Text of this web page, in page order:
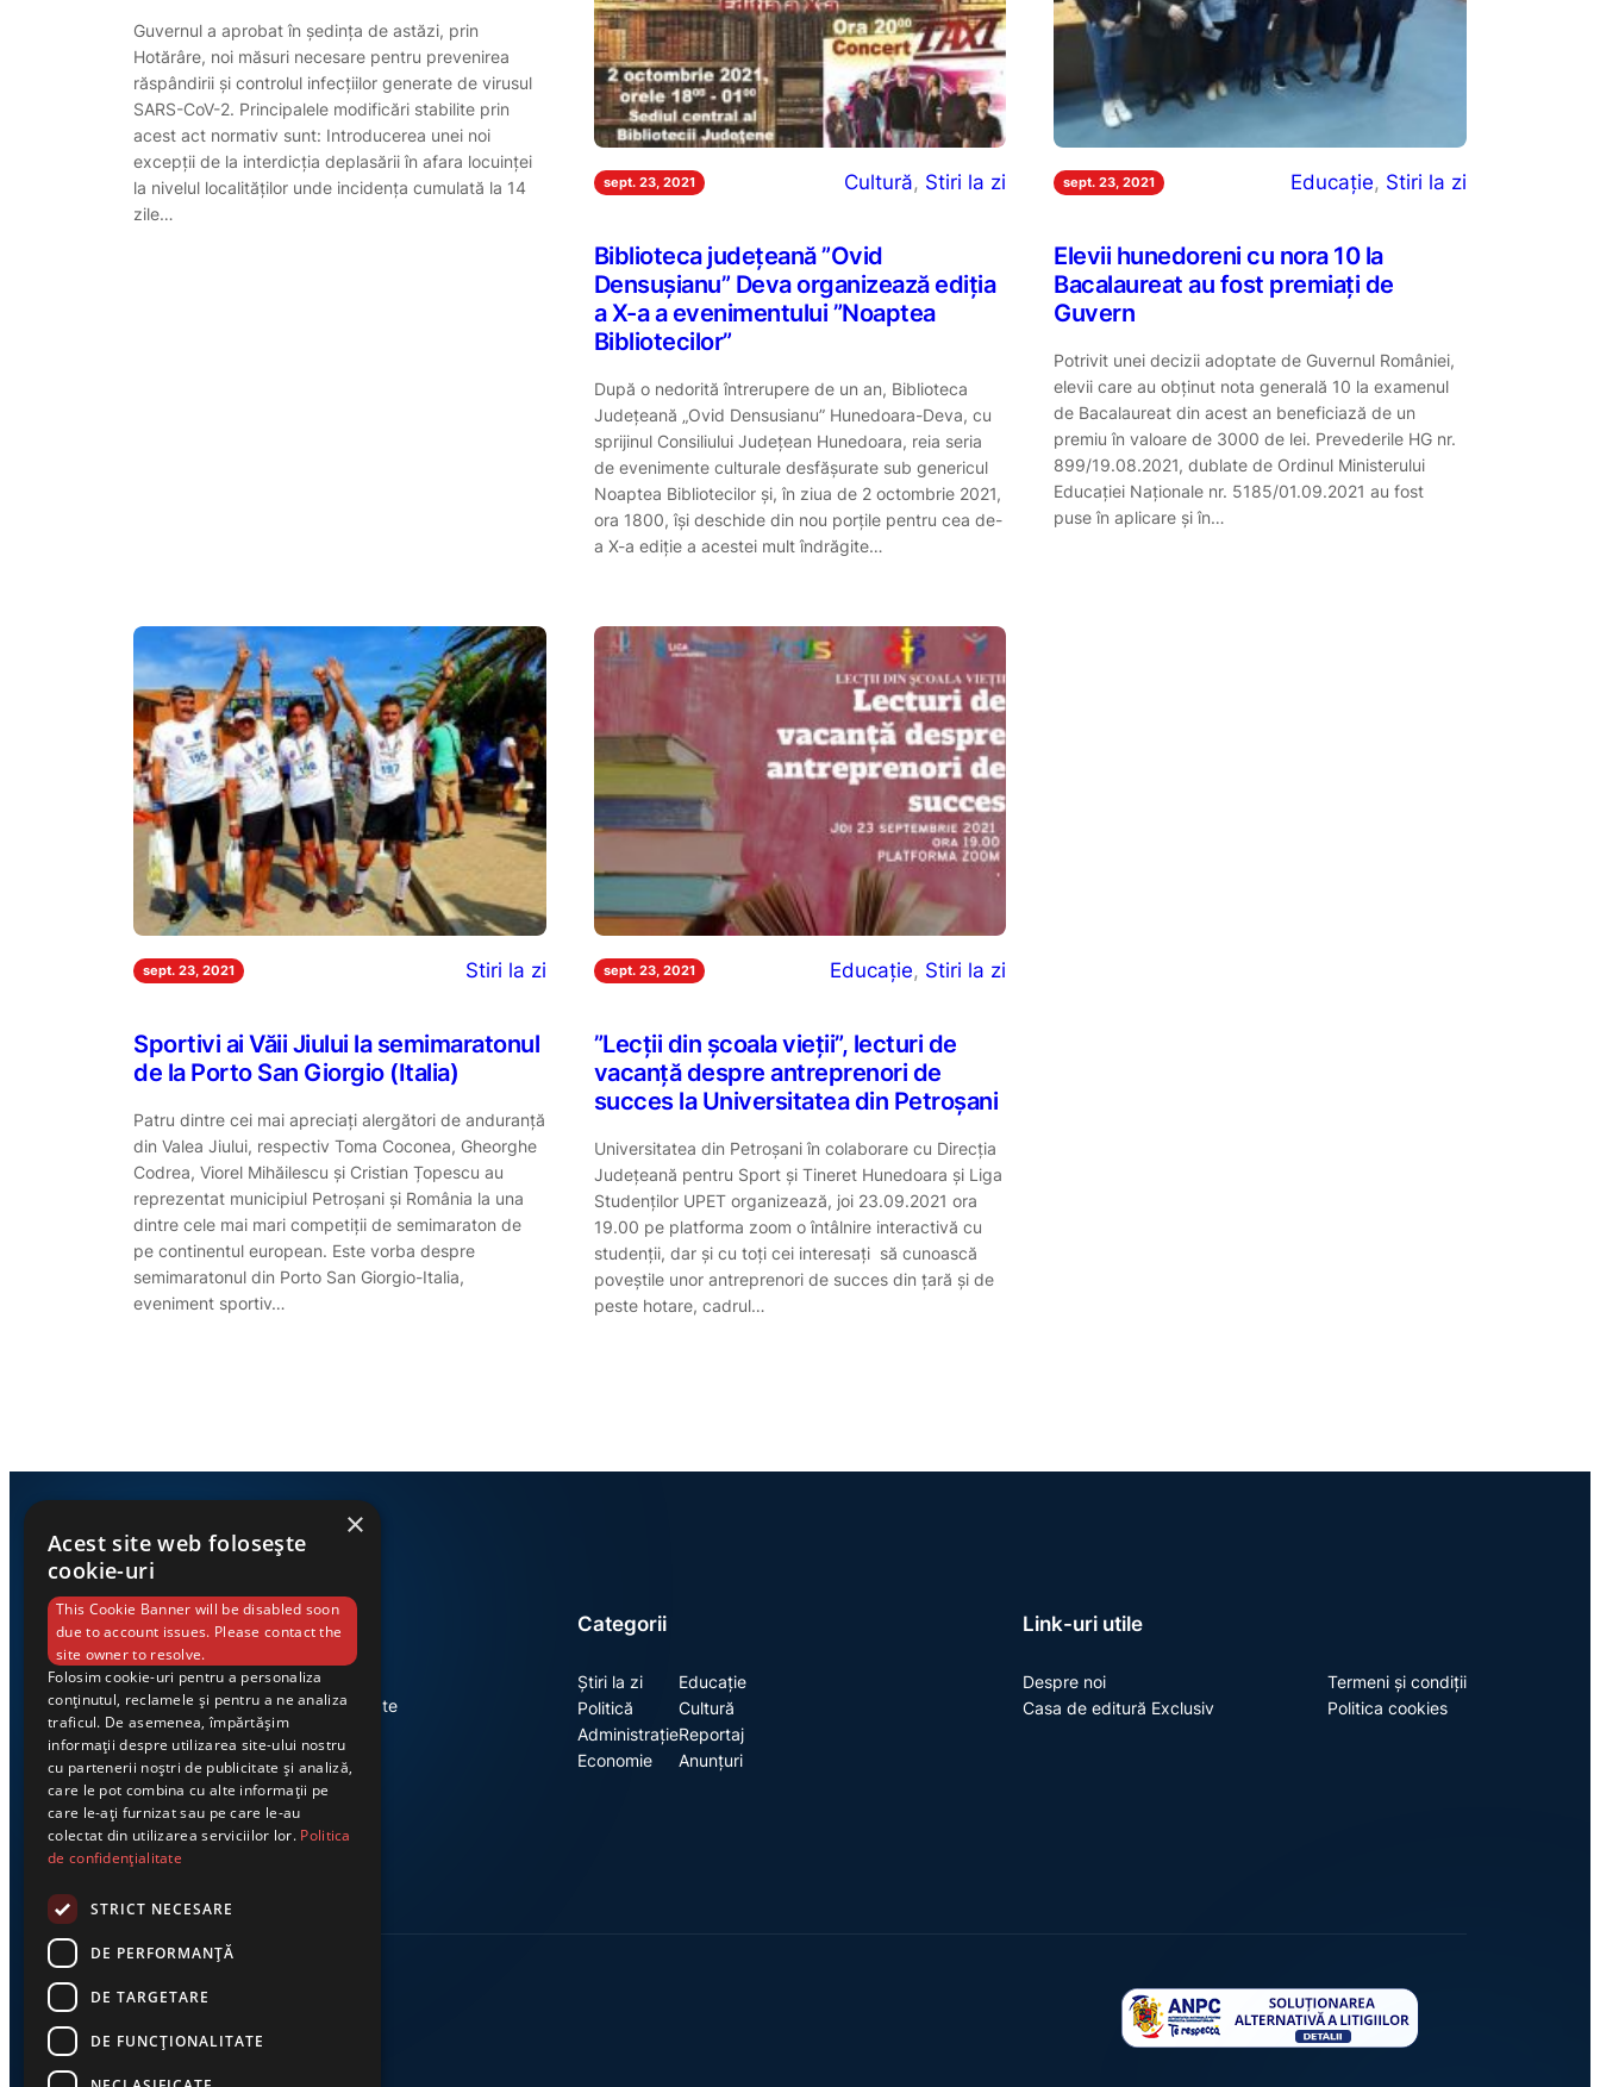
Guvernul a aprobat în ședința de astăzi, prin
Hotărâre, noi măsuri necesare pentru prevenirea
răspândirii și controlul infecțiilor generate de virusul
SARS-CoV-2. Principalele modificări stabilite prin
acest act normativ sunt: Introducerea unei noi
excepții de la interdicția deplasării în afara locuinței
la nivelul localităților unde incidența cumulată la 14
zile…
sept. 23, 2021 Cultură, Stiri la zi
Biblioteca județeană ”Ovid
Densușianu” Deva organizează ediția
a X-a a evenimentului ”Noaptea
Bibliotecilor”
După o nedorită întrerupere de un an, Biblioteca
Județeană „Ovid Densusianu” Hunedoara-Deva, cu
sprijinul Consiliului Județean Hunedoara, reia seria
de evenimente culturale desfășurate sub genericul
Noaptea Bibliotecilor și, în ziua de 2 octombrie 2021,
ora 1800, își deschide din nou porțile pentru cea de-
a X-a ediție a acestei mult îndrăgite…
sept. 23, 2021 Educație, Stiri la zi
Elevii hunedoreni cu nora 10 la
Bacalaureat au fost premiați de
Guvern
Potrivit unei decizii adoptate de Guvernul României,
elevii care au obținut nota generală 10 la examenul
de Bacalaureat din acest an beneficiază de un
premiu în valoare de 3000 de lei. Prevederile HG nr.
899/19.08.2021, dublate de Ordinul Ministerului
Educației Naționale nr. 5185/01.09.2021 au fost
puse în aplicare și în…
sept. 23, 2021 Stiri la zi
Sportivi ai Văii Jiului la semimaratonul
de la Porto San Giorgio (Italia)
Patru dintre cei mai apreciați alergători de anduranță
din Valea Jiului, respectiv Toma Coconea, Gheorghe
Codrea, Viorel Mihăilescu și Cristian Țopescu au
reprezentat municipiul Petroșani și România la una
dintre cele mai mari competiții de semimaraton de
pe continentul european. Este vorba despre
semimaratonul din Porto San Giorgio-Italia,
eveniment sportiv…
sept. 23, 2021 Educație, Stiri la zi
”Lecții din școala vieții”, lecturi de
vacanță despre antreprenori de
succes la Universitatea din Petroșani
Universitatea din Petroșani în colaborare cu Direcția
Județeană pentru Sport și Tineret Hunedoara și Liga
Studenților UPET organizează, joi 23.09.2021 ora
19.00 pe platforma zoom o întâlnire interactivă cu
studenții, dar și cu toți cei interesați să cunoască
poveștile unor antreprenori de succes din țară și de
peste hotare, cadrul…
Știri din Valea Jiului, prezentate
corect și la timp. Ziarul Exclusiv te
conectează zi de zi la cele mai
importante evenimente din
regiune.
Categorii
Știri la zi
Politică
Administrație
Economie
Educație
Cultură
Reportaj
Anunțuri
Link-uri utile
Despre noi
Casa de editură Exclusiv
Termeni și condiții
Politica cookies
×
Acest site web folosește
cookie-uri
This Cookie Banner will be disabled soon
due to account issues. Please contact the
site owner to resolve.
Folosim cookie-uri pentru a personaliza
conținutul, reclamele și pentru a ne analiza
traficul. De asemenea, împărtășim
informații despre utilizarea site-ului nostru
cu partenerii noștri de publicitate și analiză,
care le pot combina cu alte informații pe
care le-ați furnizat sau pe care le-au
colectat din utilizarea serviciilor lor. Politica
de confidențialitate
STRICT NECESARE
DE PERFORMANȚĂ
DE TARGETARE
DE FUNCŢIONALITATE